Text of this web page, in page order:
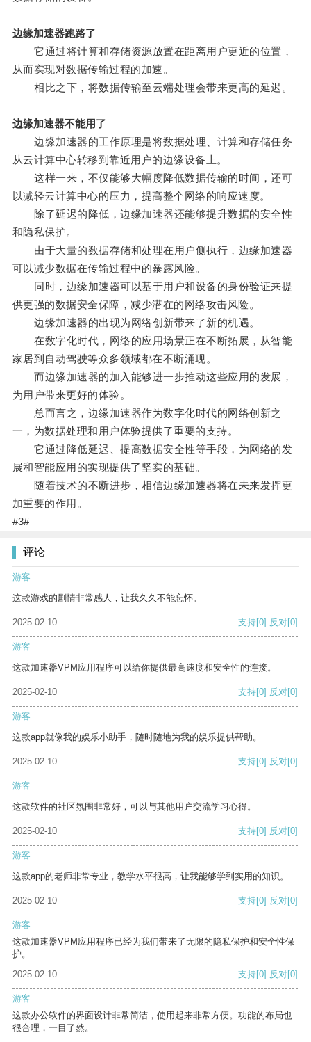
边缘加速器跑路了
它通过将计算和存储资源放置在距离用户更近的位置，
从而实现对数据传输过程的加速。
相比之下，将数据传输至云端处理会带来更高的延迟。
边缘加速器不能用了
边缘加速器的工作原理是将数据处理、计算和存储任务
从云计算中心转移到靠近用户的边缘设备上。
这样一来，不仅能够大幅度降低数据传输的时间，还可
以减轻云计算中心的压力，提高整个网络的响应速度。
除了延迟的降低，边缘加速器还能够提升数据的安全性
和隐私保护。
由于大量的数据存储和处理在用户侧执行，边缘加速器
可以减少数据在传输过程中的暴露风险。
同时，边缘加速器可以基于用户和设备的身份验证来提
供更强的数据安全保障，减少潜在的网络攻击风险。
边缘加速器的出现为网络创新带来了新的机遇。
在数字化时代，网络的应用场景正在不断拓展，从智能
家居到自动驾驶等众多领域都在不断涌现。
而边缘加速器的加入能够进一步推动这些应用的发展，
为用户带来更好的体验。
总而言之，边缘加速器作为数字化时代的网络创新之
一，为数据处理和用户体验提供了重要的支持。
它通过降低延迟、提高数据安全性等手段，为网络的发
展和智能应用的实现提供了坚实的基础。
随着技术的不断进步，相信边缘加速器将在未来发挥更
加重要的作用。
#3#
评论
游客
这款游戏的剧情非常感人，让我久久不能忘怀。
2025-02-10 支持[0] 反对[0]
游客
这款加速器VPM应用程序可以给你提供最高速度和安全性的连接。
2025-02-10 支持[0] 反对[0]
游客
这款app就像我的娱乐小助手，随时随地为我的娱乐提供帮助。
2025-02-10 支持[0] 反对[0]
游客
这款软件的社区氛围非常好，可以与其他用户交流学习心得。
2025-02-10 支持[0] 反对[0]
游客
这款app的老师非常专业，教学水平很高，让我能够学到实用的知识。
2025-02-10 支持[0] 反对[0]
游客
这款加速器VPM应用程序已经为我们带来了无限的隐私保护和安全性保
护。
2025-02-10
支持[0] 反对[0]
游客
这款办公软件的界面设计非常简洁，使用起来非常方便。功能的布局也
很合理，一目了然。